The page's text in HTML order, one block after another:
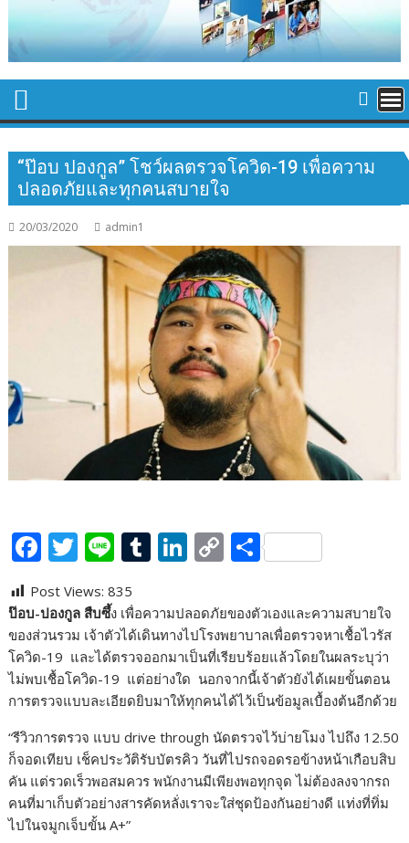
“ป๊อบ ปองกูล” โชว์ผลตรวจโควิด-19 เพื่อความ
ปลอดภัยและทุกคนสบายใจ
20/03/2020 admin1
F
e
b
o
o
T
itt
er
Li
e
T
m
bl
r
Li
k
e
dI
n
C
p
y
Li
n
S
ar
e
Post Views: 835
ป๊อบ-ปองกูล สืบซึ้ง เพื่อความปลอดภัยของตัวเองและความสบายใจ
ของส่วนรวม เจ้าตัวได้เดินทางไปโรงพยาบาลเพื่อตรวจหาเชื้อไวรัส
โควิด-19 และได้ตรวจออกมาเป็นที่เรียบร้อยแล้วโดยในผลระบุว่า
ไม่พบเชื้อโควิด-19 แต่อย่างใด นอกจากนี้เจ้าตัวยังได้เผยขั้นตอน
การตรวจแบบละเอียดยิบมาให้ทุกคนได้ไว้เป็นข้อมูลเบื้องต้นอีกด้วย
“รีวิวการตรวจ แบบ drive through นัดตรวจไว้บ่ายโมง ไปถึง 12.50
ก็จอดเทียบ เช็คประวัติรับบัตรคิว วันที่ไปรถจอดรอข้างหน้าเกือบสิบ
คัน แต่รวดเร็วพอสมควร พนักงานมีเพียงพอทุกจุด ไม่ต้องลงจากรถ
คนที่มาเก็บตัวอย่างสารคัดหลั่งเราจะใส่ชุดป้องกันอย่างดี แท่งที่ทิ่ม
ไปในจมูกเจ็บขั้น A+”